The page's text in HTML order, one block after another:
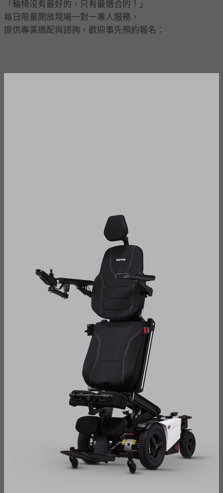
「輪椅沒有最好的，只有最適合的！」
每日限量開放現場一對一專人服務，
提供專業適配與諮詢，歡迎事先預約報名：